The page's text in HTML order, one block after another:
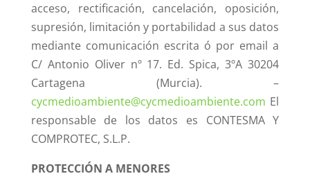
acceso, rectificación, cancelación, oposición,
supresión, limitación y portabilidad a sus datos
mediante comunicación escrita ó por email a
C/ Antonio Oliver nº 17. Ed. Spica, 3ºA 30204
Cartagena (Murcia). –
cycmedioambiente@cycmedioambiente.com El
responsable de los datos es CONTESMA Y
COMPROTEC, S.L.P.
PROTECCIÓN A MENORES